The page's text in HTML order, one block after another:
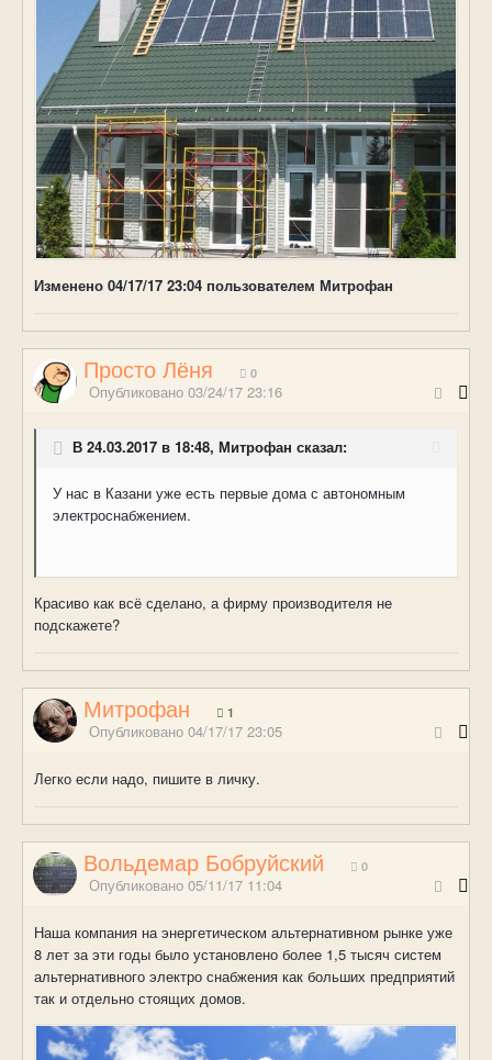
Изменено 04/17/17 23:04 пользователем Митрофан
Просто Лёня 0
Опубликовано 03/24/17 23:16
В 24.03.2017 в 18:48, Митрофан сказал:
У нас в Казани уже есть первые дома с автономным
электроснабжением.
Красиво как всё сделано, а фирму производителя не
подскажете?
Митрофан 1
Опубликовано 04/17/17 23:05
Легко если надо, пишите в личку.
Вольдемар Бобруйский 0
Опубликовано 05/11/17 11:04
Наша компания на энергетическом альтернативном рынке уже
8 лет за эти годы было установлено более 1,5 тысяч систем
альтернативного электро снабжения как больших предприятий
так и отдельно стоящих домов.